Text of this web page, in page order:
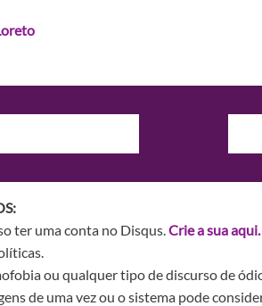
ter uma conta no Disqus.Crie a sua aqui.
ou qualquer tipo de discurso de
de uma vez ou o sistema pode